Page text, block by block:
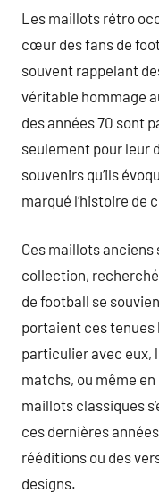
Les maillots rétro
cœur des fans de
souvent rappelant
véritable hommage
des années 70 sont
seulement pour leur
souvenirs qu’ils
marqué l’histoire de
Ces maillots anciens
collection,
de football se
portaient ces tenues
particulier avec eux,
matchs, ou même
maillots classiques
ces dernières
rééditions ou des
designs.